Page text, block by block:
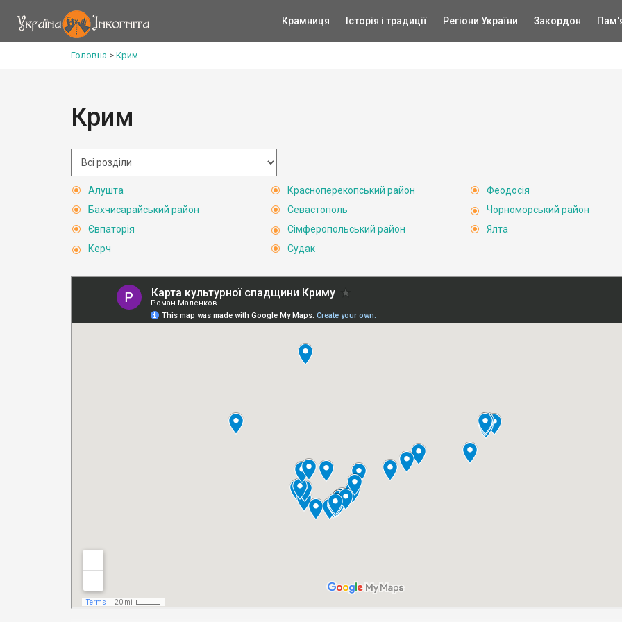
Крамниця Історія і традиції Регіони України Закордон
Головна > Крим
Крим
Алушта
Бахчисарайський район
Євпаторія
Керч
Красноперекопський район
Севастополь
Сімферопольський район
Судак
Феодосія
Чорноморський район
Ялта